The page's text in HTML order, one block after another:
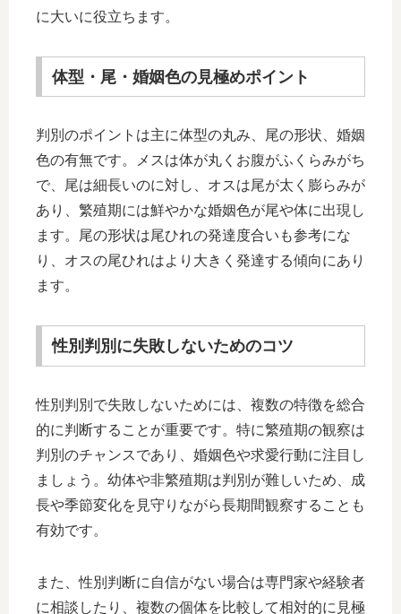
に大いに役立ちます。
体型・尾・婚姻色の見極めポイント
判別のポイントは主に体型の丸み、尾の形状、婚姻
色の有無です。メスは体が丸くお腹がふくらみがち
で、尾は細長いのに対し、オスは尾が太く膨らみが
あり、繁殖期には鮮やかな婚姻色が尾や体に出現し
ます。尾の形状は尾ひれの発達度合いも参考にな
り、オスの尾ひれはより大きく発達する傾向にあり
ます。
性別判別に失敗しないためのコツ
性別判別で失敗しないためには、複数の特徴を総合
的に判断することが重要です。特に繁殖期の観察は
判別のチャンスであり、婚姻色や求愛行動に注目し
ましょう。幼体や非繁殖期は判別が難しいため、成
長や季節変化を見守りながら長期間観察することも
有効です。
また、性別判断に自信がない場合は専門家や経験者
に相談したり、複数の個体を比較して相対的に見極